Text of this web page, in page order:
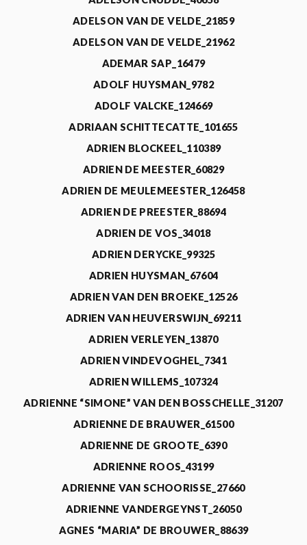
ADELSON VAN DE VELDE_21859
ADELSON VAN DE VELDE_21962
ADEMAR SAP_16479
ADOLF HUYSMAN_9782
ADOLF VALCKE_124669
ADRIAAN SCHITTECATTE_101655
ADRIEN BLOCKEEL_110389
ADRIEN DE MEESTER_60829
ADRIEN DE MEULEMEESTER_126458
ADRIEN DE PREESTER_88694
ADRIEN DE VOS_34018
ADRIEN DERYCKE_99325
ADRIEN HUYSMAN_67604
ADRIEN VAN DEN BROEKE_12526
ADRIEN VAN HEUVERSWIJN_69211
ADRIEN VERLEYEN_13870
ADRIEN VINDEVOGHEL_7341
ADRIEN WILLEMS_107324
ADRIENNE “SIMONE” VAN DEN BOSSCHELLE_31207
ADRIENNE DE BRAUWER_61500
ADRIENNE DE GROOTE_6390
ADRIENNE ROOS_43199
ADRIENNE VAN SCHOORISSE_27660
ADRIENNE VANDERGEYNST_26050
AGNES “MARIA” DE BROUWER_88639